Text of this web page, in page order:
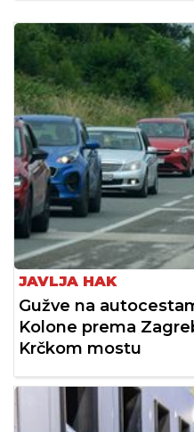
JAVLJA HAK
Gužve na
Kolone prema
Krčkom mostu